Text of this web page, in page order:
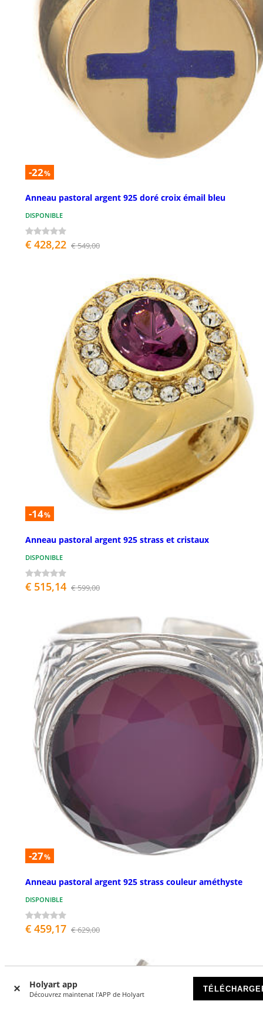
Holyart app
Découvrez maintenat l'APP de Holyart
-22%
Anneau pastoral argent 925 doré croix émail bleu
DISPONIBLE
€ 428,22 € 549,00
-14%
Anneau pastoral argent 925 strass et cristaux
DISPONIBLE
€ 515,14 € 599,00
-27%
Anneau pastoral argent 925 strass couleur améthyste
DISPONIBLE
€ 459,17 € 629,00